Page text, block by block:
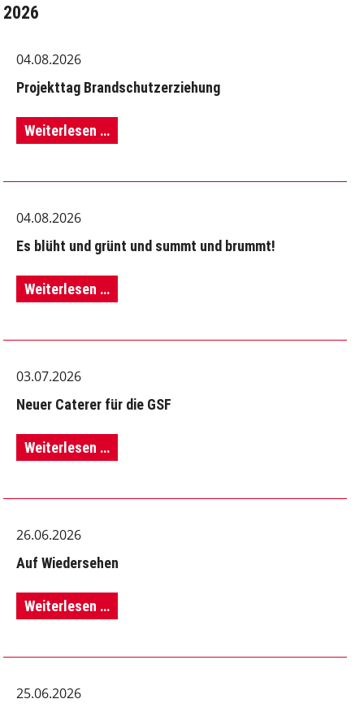
2026
04.08.2026
Projekttag Brandschutzerziehung
Weiterlesen …Projekttag
04.08.2026
Es blüht und grünt und summt und brummt!
Weiterlesen …Es
und
summt
und
03.07.2026
Neuer Caterer für die GSF
Weiterlesen …Neuer
GSF
26.06.2026
Auf Wiedersehen
Weiterlesen …Auf
25.06.2026